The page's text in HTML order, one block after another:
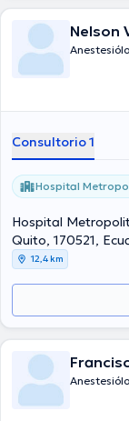
Nelson
Consultorio 1
Hospital
Hospital
Quito, 170521,
12,4 km